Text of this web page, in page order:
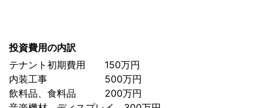
投資費用の内訳
テナント初期費用 150万円
内装工事 500万円
飲料品、食料品 200万円